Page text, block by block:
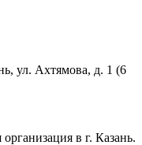
ул. Ахтямова, д. 1 (6
в г. Казань.